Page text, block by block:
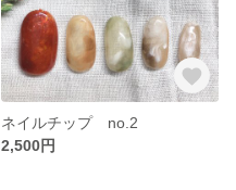
ネイルチップ no.2
2,500円